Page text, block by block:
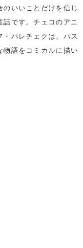
いいことだけを信じ
です。チェコのアニ
パレチェクは、パス
物語をコミカルに描い